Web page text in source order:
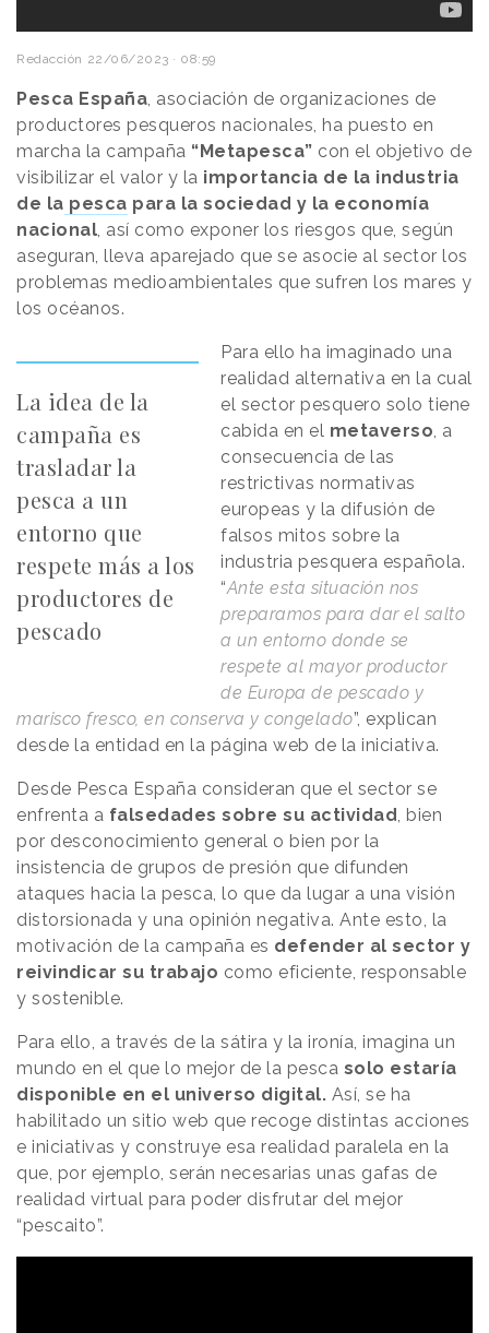
Redacción 22/06/2023 · 08:59
Pesca España, asociación de organizaciones de
productores pesqueros nacionales, ha puesto en
marcha la campaña “Metapesca” con el objetivo de
visibilizar el valor y la importancia de la industria
de la pesca para la sociedad y la economía
nacional, así como exponer los riesgos que, según
aseguran, lleva aparejado que se asocie al sector los
problemas medioambientales que sufren los mares y
los océanos.
La idea de la
campaña es
trasladar la
pesca a un
entorno que
respete más a los
productores de
pescado
Para ello ha imaginado una
realidad alternativa en la cual
el sector pesquero solo tiene
cabida en el metaverso, a
consecuencia de las
restrictivas normativas
europeas y la difusión de
falsos mitos sobre la
industria pesquera española.
“Ante esta situación nos
preparamos para dar el salto
a un entorno donde se
respete al mayor productor
de Europa de pescado y
marisco fresco, en conserva y congelado”, explican
desde la entidad en la página web de la iniciativa.
Desde Pesca España consideran que el sector se
enfrenta a falsedades sobre su actividad, bien
por desconocimiento general o bien por la
insistencia de grupos de presión que difunden
ataques hacia la pesca, lo que da lugar a una visión
distorsionada y una opinión negativa. Ante esto, la
motivación de la campaña es defender al sector y
reivindicar su trabajo como eficiente, responsable
y sostenible.
Para ello, a través de la sátira y la ironía, imagina un
mundo en el que lo mejor de la pesca solo estaría
disponible en el universo digital. Así, se ha
habilitado un sitio web que recoge distintas acciones
e iniciativas y construye esa realidad paralela en la
que, por ejemplo, serán necesarias unas gafas de
realidad virtual para poder disfrutar del mejor
“pescaito”.